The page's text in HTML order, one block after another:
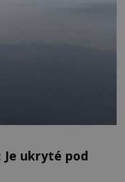
ukryté pod